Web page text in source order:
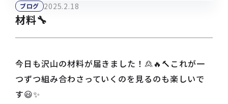
ブログ 2025.2.18
材料🔧
今日も沢山の材料が届きました！🙎🔥🔨これが一
つずつ組み合わさっていくのを見るのも楽しいで
す😃✨